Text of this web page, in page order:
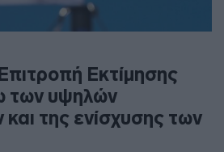
Εκτίμησης
των υψηλών
της ενίσχυσης των